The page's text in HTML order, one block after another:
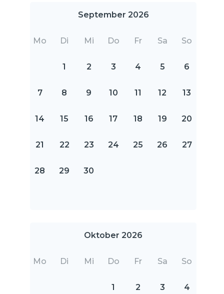
September 2026
Mo Di Mi Do Fr Sa So
1 2 3 4 5 6
7 8 9 10 11 12 13
14 15 16 17 18 19 20
21 22 23 24 25 26 27
28 29 30
Oktober 2026
Mo Di Mi Do Fr Sa So
1 2 3 4